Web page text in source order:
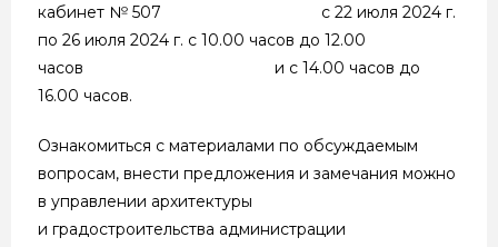
кабинет № 507 с 22 июля 2024 г.
по 26 июля 2024 г. с 10.00 часов до 12.00
часов и с 14.00 часов до
16.00 часов.
Ознакомиться с материалами по обсуждаемым
вопросам, внести предложения и замечания можно
в управлении архитектуры
и градостроительства администрации